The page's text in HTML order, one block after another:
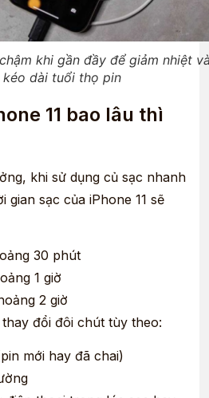
khi gần đầy để giảm nhiệt
kéo dài tuổi thọ pin
11 bao lâu thì
khi sử dụng củ sạc nhanh
gian sạc của iPhone 11 sẽ
30 phút
1 giờ
2 giờ
đổi đôi chút tùy theo:
mới hay đã chai)